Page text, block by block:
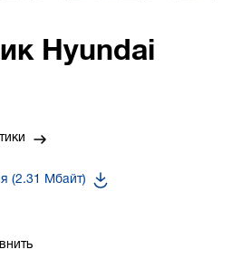
Hyundai
(2.31 Мбайт)